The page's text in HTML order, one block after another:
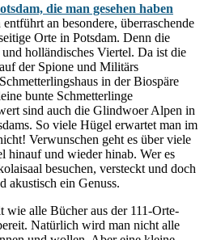
die man gesehen haben
an besondere, überraschende
Orte in Potsdam. Denn die
holländisches Viertel. Da ist die
der Spione und Militärs
in der Biospäre
bunte Schmetterlinge
sind auch die Glindwoer Alpen in
So viele Hügel erwartet man im
Verwunschen geht es über viele
hinauf und wieder hinab. Wer es
besuchen, versteckt und doch
akustisch ein Genuss.
wie alle Bücher aus der 111-Orte-
Natürlich wird man nicht alle